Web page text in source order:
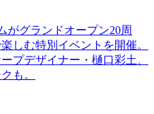
がグランドオープン20周
しむ特別イベントを開催。
プデザイナー・樋口彩土、
も。